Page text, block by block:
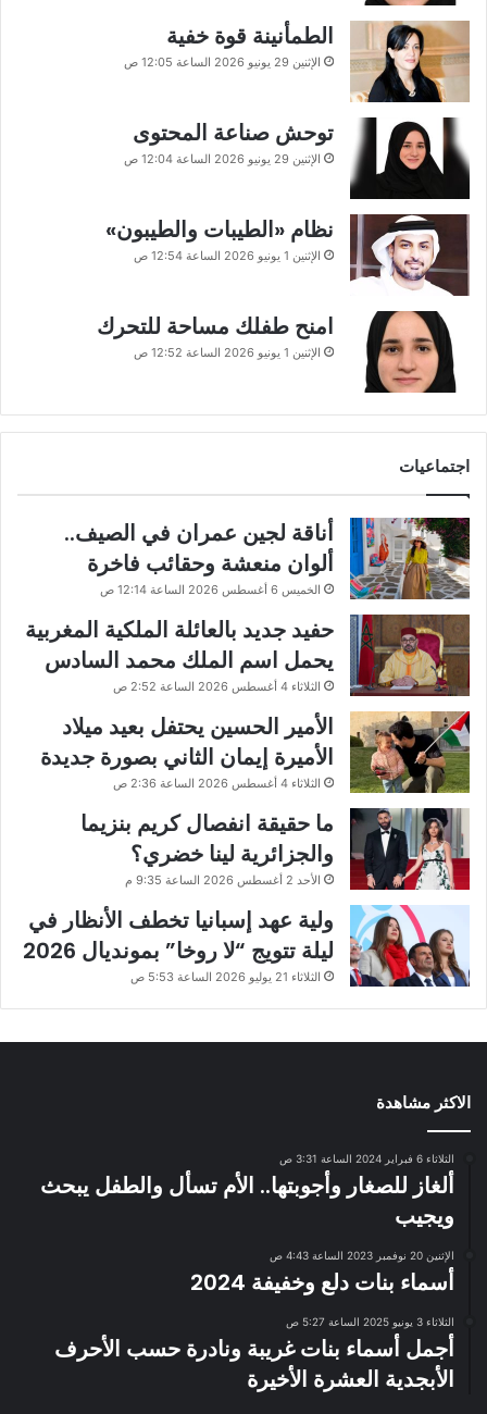
الطمأنينة قوة خفية
الإثنين 29 يونيو 2026 الساعة 12:05 ص
توحش صناعة المحتوى
الإثنين 29 يونيو 2026 الساعة 12:04 ص
نظام «الطيبات والطيبون»
الإثنين 1 يونيو 2026 الساعة 12:54 ص
امنح طفلك مساحة للتحرك
الإثنين 1 يونيو 2026 الساعة 12:52 ص
اجتماعيات
أناقة لجين عمران في الصيف..
ألوان منعشة وحقائب فاخرة
الخميس 6 أغسطس 2026 الساعة 12:14 ص
حفيد جديد بالعائلة الملكية المغربية
يحمل اسم الملك محمد السادس
الثلاثاء 4 أغسطس 2026 الساعة 2:52 ص
الأمير الحسين يحتفل بعيد ميلاد
الأميرة إيمان الثاني بصورة جديدة
الثلاثاء 4 أغسطس 2026 الساعة 2:36 ص
ما حقيقة انفصال كريم بنزيما
والجزائرية لينا خضري؟
الأحد 2 أغسطس 2026 الساعة 9:35 م
ولية عهد إسبانيا تخطف الأنظار في
ليلة تتويج “لا روخا” بمونديال 2026
الثلاثاء 21 يوليو 2026 الساعة 5:53 ص
الاكثر مشاهدة
الثلاثاء 6 فبراير 2024 الساعة 3:31 ص
ألغاز للصغار وأجوبتها.. الأم تسأل والطفل يبحث
ويجيب
الإثنين 20 نوفمبر 2023 الساعة 4:43 ص
أسماء بنات دلع وخفيفة 2024
الثلاثاء 3 يونيو 2025 الساعة 5:27 ص
أجمل أسماء بنات غريبة ونادرة حسب الأحرف
الأبجدية العشرة الأخيرة